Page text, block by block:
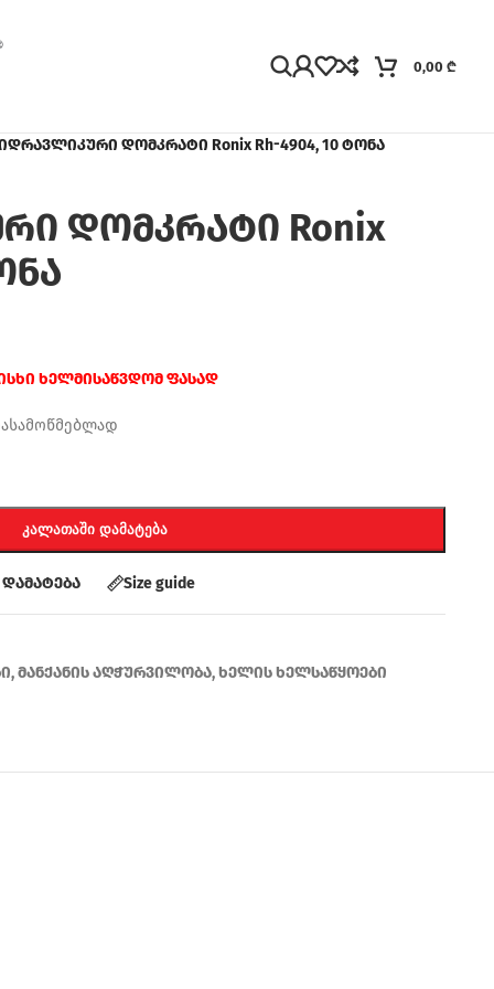
0,00 ₾
დომკრატი Ronix Rh-4904, 10 ტონა
დომკრატი Ronix
ხელმისაწვდომ ფასად
ᲙᲐᲚᲐᲗᲐᲨᲘ ᲓᲐᲛᲐᲢᲔᲑᲐ
Size guide
,მანქანის აღჭურვილობა,ხელის ხელსაწყოები